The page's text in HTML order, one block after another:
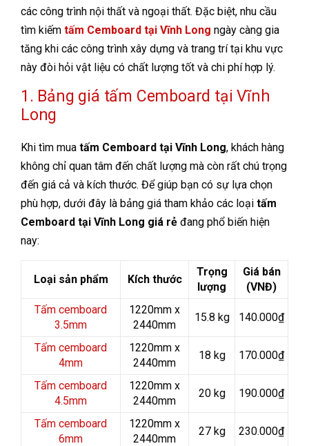
các công trình nội thất và ngoại thất. Đặc biệt, nhu cầu
tìm kiếm tấm Cemboard tại Vĩnh Long ngày càng gia
tăng khi các công trình xây dựng và trang trí tại khu vực
này đòi hỏi vật liệu có chất lượng tốt và chi phí hợp lý.
1. Bảng giá tấm Cemboard tại Vĩnh
Long
Khi tìm mua tấm Cemboard tại Vĩnh Long, khách hàng
không chỉ quan tâm đến chất lượng mà còn rất chú trọng
đến giá cả và kích thước. Để giúp bạn có sự lựa chọn
phù hợp, dưới đây là bảng giá tham khảo các loại tấm
Cemboard tại Vĩnh Long giá rẻ đang phổ biến hiện
nay:
Loại sản phẩm Kích thước
Trọng
lượng
Giá bán
(VNĐ)
Tấm cemboard
3.5mm
1220mm x
2440mm
15.8 kg 140.000₫
Tấm cemboard
4mm
1220mm x
2440mm
18 kg 170.000₫
Tấm cemboard
4.5mm
1220mm x
2440mm
20 kg 190.000₫
Tấm cemboard
6mm
1220mm x
2440mm
27 kg 230.000₫